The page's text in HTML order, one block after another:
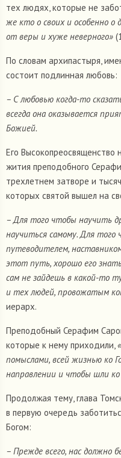
тех людях, которые не
же кто о своих и особенно
от веры и хуже неверного»
По словам архипастыря,
состоит подлинная любовь:
– С любовью когда-то
всегда она оказывается
Божией.
Его Высокопреосвященство
жития преподобного
трехлетнем затворе и
которых святой вышел на
– Для того чтобы научить
научиться самому. Для
путеводителем,
этот путь, хорошо его
сам не зайдешь в какой-то
и тех людей, провожатым
иерарх.
Преподобный Серафим
которые к нему приходили,
помыслами, всей жизнью ко
направлении и чтобы шли
Продолжая тему, глава
в первую очередь
Богом:
– Прежде всего, нас должно